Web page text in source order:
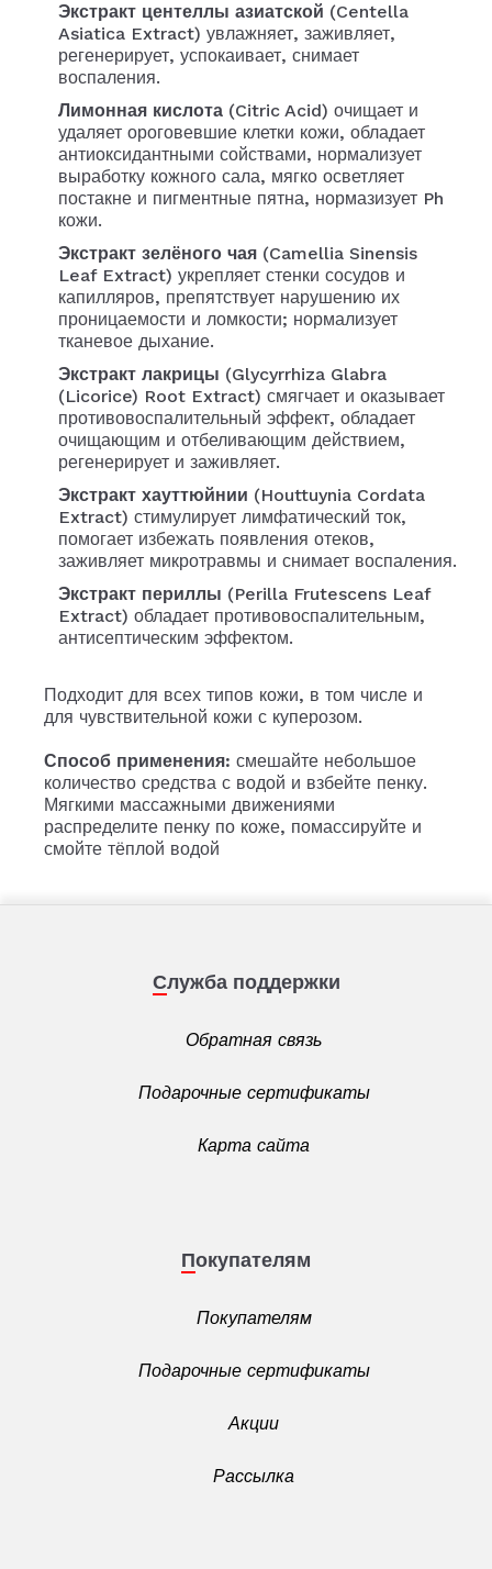
Экстракт центеллы азиатской (Centella
Asiatica Extract) увлажняет, заживляет,
регенерирует, успокаивает, снимает
воспаления.
Лимонная кислота (Citric Acid) очищает и
удаляет ороговевшие клетки кожи, обладает
антиоксидантными сойствами, нормализует
выработку кожного сала, мягко осветляет
постакне и пигментные пятна, нормазизует Ph
кожи.
Экстракт зелёного чая (Camellia Sinensis
Leaf Extract) укрепляет стенки сосудов и
капилляров, препятствует нарушению их
проницаемости и ломкости; нормализует
тканевое дыхание.
Экстракт лакрицы (Glycyrrhiza Glabra
(Licorice) Root Extract) смягчает и оказывает
противовоспалительный эффект, обладает
очищающим и отбеливающим действием,
регенерирует и заживляет.
Экстракт хауттюйнии (Houttuynia Cordata
Extract) стимулирует лимфатический ток,
помогает избежать появления отеков,
заживляет микротравмы и снимает воспаления.
Экстракт периллы (Perilla Frutescens Leaf
Extract) обладает противовоспалительным,
антисептическим эффектом.
Подходит для всех типов кожи, в том числе и
для чувствительной кожи с куперозом.
Способ применения: смешайте небольшое
количество средства с водой и взбейте пенку.
Мягкими массажными движениями
распределите пенку по коже, помассируйте и
смойте тёплой водой
Служба поддержки
Обратная связь
Подарочные сертификаты
Карта сайта
Покупателям
Покупателям
Подарочные сертификаты
Акции
Рассылка